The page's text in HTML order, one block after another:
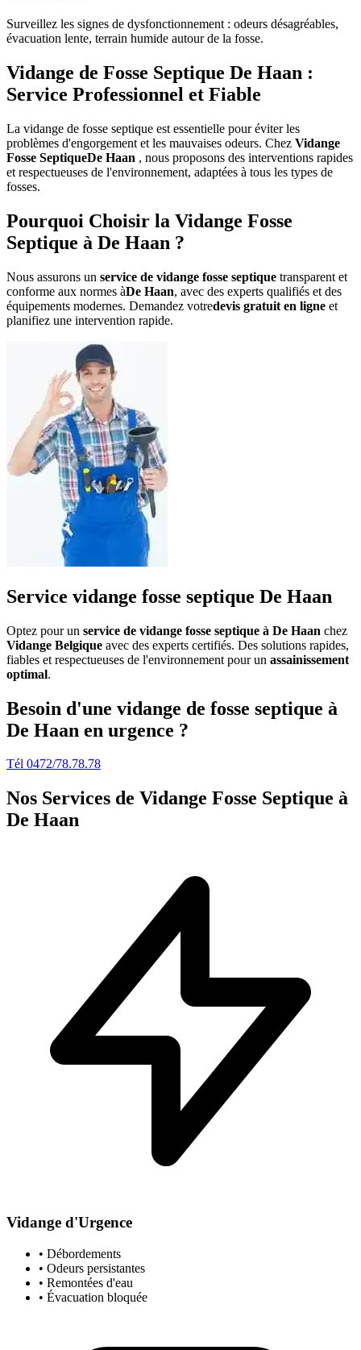
Surveillez les signes de dysfonctionnement : odeurs désagréables,
évacuation lente, terrain humide autour de la fosse.
Vidange de Fosse Septique De Haan :
Service Professionnel et Fiable
La vidange de fosse septique est essentielle pour éviter les
problèmes d'engorgement et les mauvaises odeurs. Chez Vidange
Fosse SeptiqueDe Haan , nous proposons des interventions rapides
et respectueuses de l'environnement, adaptées à tous les types de
fosses.
Pourquoi Choisir la Vidange Fosse
Septique à De Haan ?
Nous assurons un service de vidange fosse septique transparent et
conforme aux normes àDe Haan, avec des experts qualifiés et des
équipements modernes. Demandez votredevis gratuit en ligne et
planifiez une intervention rapide.
Service vidange fosse septique De Haan
Optez pour un service de vidange fosse septique à De Haan chez
Vidange Belgique avec des experts certifiés. Des solutions rapides,
fiables et respectueuses de l'environnement pour un assainissement
optimal.
Besoin d'une vidange de fosse septique à
De Haan en urgence ?
Tél 0472/78.78.78
Nos Services de Vidange Fosse Septique à
De Haan
Vidange d'Urgence
• Débordements
• Odeurs persistantes
• Remontées d'eau
• Évacuation bloquée